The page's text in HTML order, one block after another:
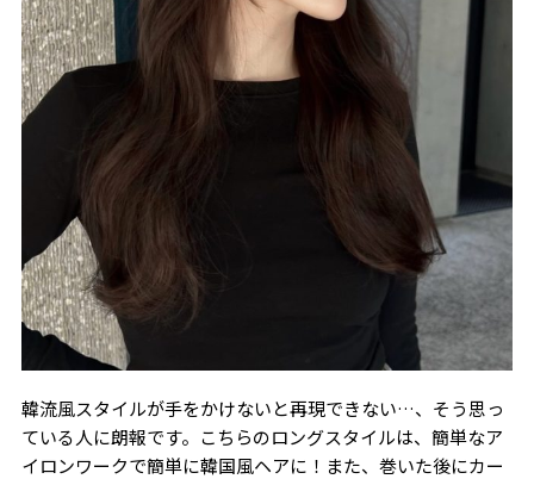
韓流風スタイルが手をかけないと再現できない…、そう思っ
ている人に朗報です。こちらのロングスタイルは、簡単なア
イロンワークで簡単に韓国風ヘアに！また、巻いた後にカー